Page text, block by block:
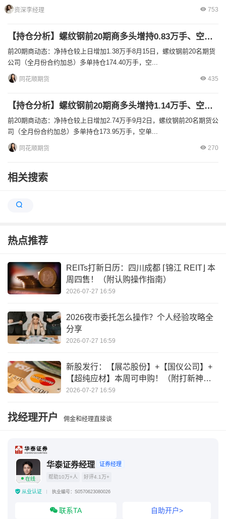
资深李经理 753
【持仓分析】螺纹钢前20期商多头增持0.83万手、空头减持0.55万手！
前20期商动态：净持仓较上日增加1.38万手8月15日，螺纹钢前20名期货
公司（全月份合约加总）多单持仓174.40万手，空...
同花顺期货 435
【持仓分析】螺纹钢前20期商多头增持1.14万手、空头减持1.6万手！
前20期商动态：净持仓较上日增加2.74万手9月2日，螺纹钢前20名期货公
司（全月份合约加总）多单持仓173.95万手，空单...
同花顺期货 270
相关搜索
热点推荐
REITs打新日历：四川成都 ⌈锦江 REIT⌋ 本
周四售！（附认购操作指南）
2026-07-27 16:59
2026夜市委托怎么操作？个人经验攻略全
分享
2026-07-27 16:59
新股发行：【展芯股份】+【国仪公司】+
【超纯应材】本周可申购！（附打新神
器）
2026-07-27 16:59
找经理开户 佣金和经理直接谈
在线
华泰证券经理 证券经理
帮助10万+人 好评4.1万+
从业认证 执业编号：S0570623080026
联系TA 自助开户>